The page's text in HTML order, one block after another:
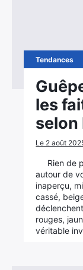
Tendances
les
selon
Le 2 août
Rien de
autour de
inaperçu,
cassé,
rouges,
véritable